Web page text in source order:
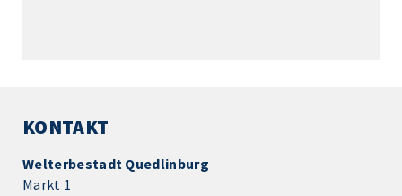
KONTAKT
Welterbestadt Quedlinburg
Markt 1